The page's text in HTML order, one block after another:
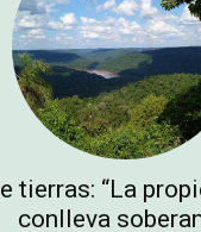
tierras: “La
conlleva